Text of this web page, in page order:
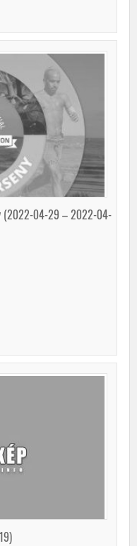
(2022-04-29 – 2022-04-